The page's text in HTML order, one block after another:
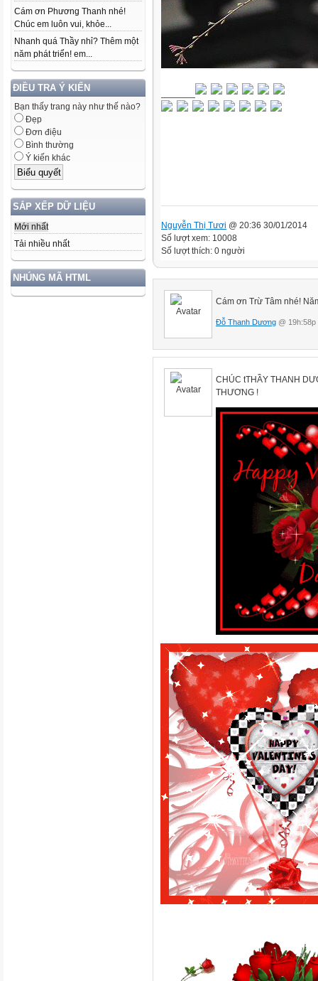
Cám ơn Phương Thanh nhé!
Chúc em luôn vui, khỏe...
Nhanh quá Thầy nhỉ? Thêm một
năm phát triển! em...
ĐIỀU TRA Ý KIẾN
Bạn thấy trang này như thế nào?
Đẹp
Đơn điệu
Bình thường
Ý kiến khác
SẮP XẾP DỮ LIỆU
Mới nhất
Tải nhiều nhất
NHÚNG MÃ HTML
Nguyễn Thị Tươi @ 20:36 30/01/2014
Số lượt xem: 10008
Số lượt thích: 0 người
Cám ơn Trừ Tâm nhé!
Đỗ Thanh Dương @ 19h:58p
CHÚC tTHẦY THANH
THƯƠNG !